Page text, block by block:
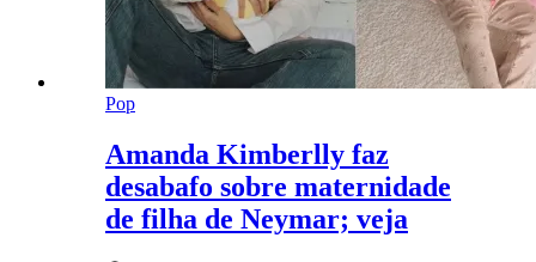
Pop
Amanda Kimberlly faz
desabafo sobre maternidade
de filha de Neymar; veja